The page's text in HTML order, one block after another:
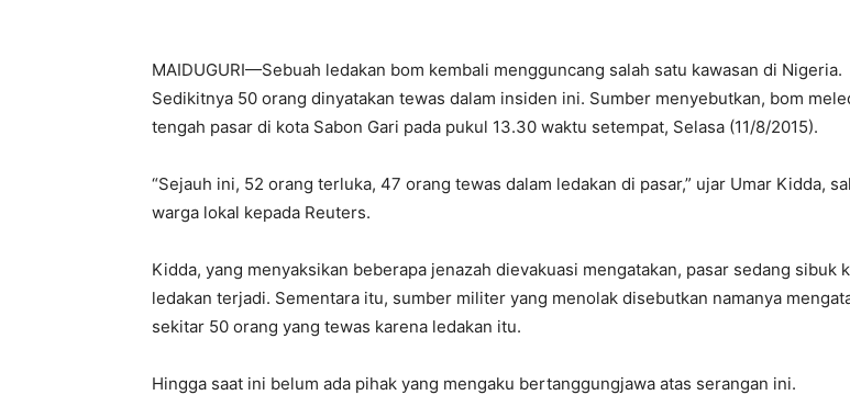
MAIDUGURI—Sebuah ledakan bom kembali mengguncang salah satu kawasan di Nigeria.
Sedikitnya 50 orang dinyatakan tewas dalam insiden ini. Sumber menyebutkan, bom
tengah pasar di kota Sabon Gari pada pukul 13.30 waktu setempat, Selasa (11/8/2015).
“Sejauh ini, 52 orang terluka, 47 orang tewas dalam ledakan di pasar,” ujar Umar Kidda,
warga lokal kepada Reuters.
Kidda, yang menyaksikan beberapa jenazah dievakuasi mengatakan, pasar sedang sibuk
ledakan terjadi. Sementara itu, sumber militer yang menolak disebutkan namanya
sekitar 50 orang yang tewas karena ledakan itu.
Hingga saat ini belum ada pihak yang mengaku bertanggungjawa atas serangan ini.